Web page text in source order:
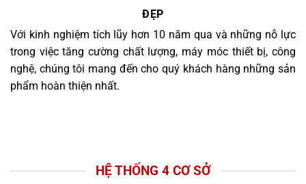
ĐẸP
Với kinh nghiệm tích lũy hơn 10 năm qua và những nỗ lực
trong việc tăng cường chất lượng, máy móc thiết bị, công
nghệ, chúng tôi mang đến cho quý khách hàng những sản
phẩm hoàn thiện nhất.
HỆ THỐNG 4 CƠ SỞ